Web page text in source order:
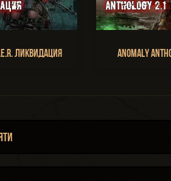
Ликвидация Anomaly